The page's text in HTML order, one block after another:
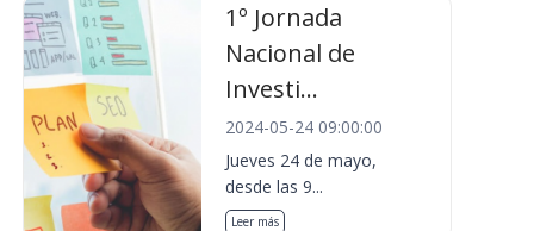
1º Jornada
Nacional de
Investi...
2024-05-24 09:00:00
Jueves 24 de mayo,
desde las 9...
Leer más